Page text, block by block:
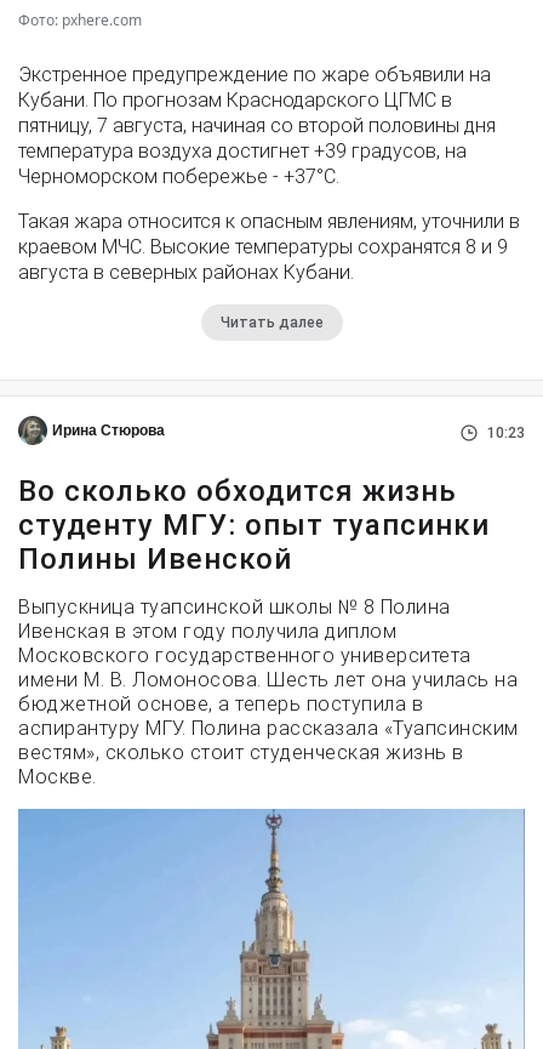
Фото: pxhere.com
Экстренное предупреждение по жаре объявили на
Кубани. По прогнозам Краснодарского ЦГМС в
пятницу, 7 августа, начиная со второй половины дня
температура воздуха достигнет +39 градусов, на
Черноморском побережье - +37°­С.
Такая жара относится к опасным явлениям, уточнили в
краевом МЧС. Высокие температуры сохранятся 8 и 9
августа в северных районах Кубани.
Читать далее
Ирина Стюрова 10:23
Во сколько обходится жизнь
студенту МГУ: опыт туапсинки
Полины Ивенской
Выпускница туапсинской школы № 8 Полина
Ивенская в этом году получила диплом
Московского государственного университета
имени М. В. Ломоносова. Шесть лет она училась на
бюджетной основе, а теперь поступила в
аспирантуру МГУ. Полина рассказала «Туапсинским
вестям», сколько стоит студенческая жизнь в
Москве.